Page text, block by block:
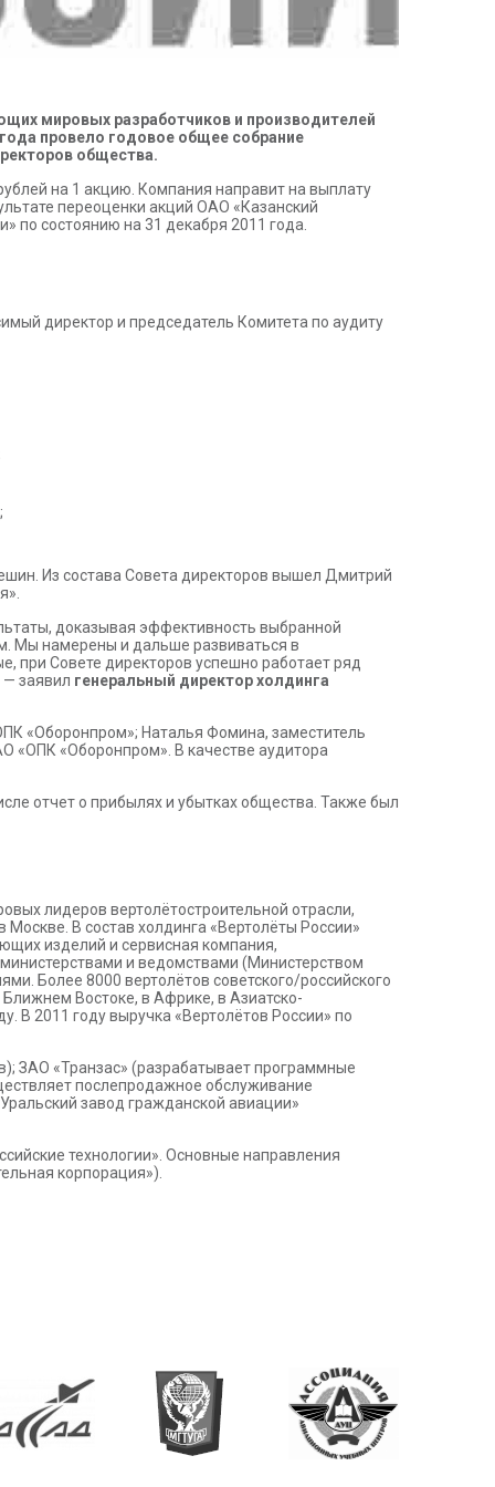
мировых разработчиков и производителей
провело годовое общее собрание
общества.
на 1 акцию. Компания направит на выплату
переоценки акций ОАО «Казанский
по состоянию на 31 декабря 2011 года.
директор и председатель Комитета по аудиту
Из состава Совета директоров вышел Дмитрий
доказывая эффективность выбранной
Мы намерены и дальше развиваться в
при Совете директоров успешно работает ряд
— заявил генеральный директор холдинга
«Оборонпром»; Наталья Фомина, заместитель
«ОПК «Оборонпром». В качестве аудитора
отчет о прибылях и убытках общества. Также был
лидеров вертолётостроительной отрасли,
В состав холдинга «Вертолёты России»
изделий и сервисная компания,
и ведомствами (Министерством
Более 8000 вертолётов советского/российского
Востоке, в Африке, в Азиатско-
В 2011 году выручка «Вертолётов России» по
ЗАО «Транзас» (разрабатывает программные
послепродажное обслуживание
завод гражданской авиации»
технологии». Основные направления
корпорация»).